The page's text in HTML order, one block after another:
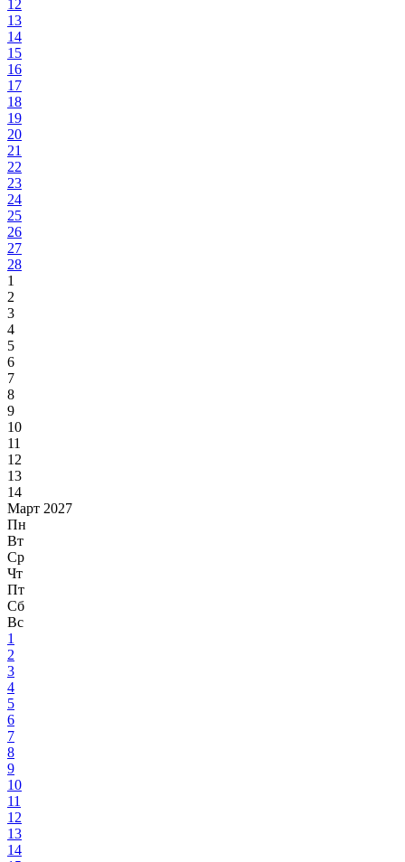
12
13
14
15
16
17
18
19
20
21
22
23
24
25
26
27
28
1
2
3
4
5
6
7
8
9
10
11
12
13
14
Март 2027
Пн
Вт
Ср
Чт
Пт
Сб
Вс
1
2
3
4
5
6
7
8
9
10
11
12
13
14